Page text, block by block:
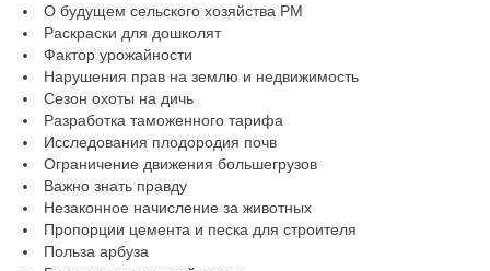
О будущем сельского хозяйства РМ
Раскраски для дошколят
Фактор урожайности
Нарушения прав на землю и недвижимость
Сезон охоты на дичь
Разработка таможенного тарифа
Исследования плодородия почв
Ограничение движения большегрузов
Важно знать правду
Незаконное начисление за животных
Пропорции цемента и песка для строителя
Польза арбуза